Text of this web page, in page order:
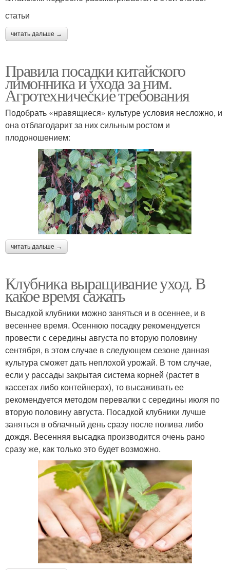
статьи
читать дальше →
Правила посадки китайского
лимонника и ухода за ним.
Агротехнические требования
Подобрать «нравящиеся» культуре условия несложно, и
она отблагодарит за них сильным ростом и
плодоношением:
читать дальше →
Клубника выращивание уход. В
какое время сажать
Высадкой клубники можно заняться и в осеннее, и в
весеннее время. Осеннюю посадку рекомендуется
провести с середины августа по вторую половину
сентября, в этом случае в следующем сезоне данная
культура сможет дать неплохой урожай. В том случае,
если у рассады закрытая система корней (растет в
кассетах либо контейнерах), то высаживать ее
рекомендуется методом перевалки с середины июля по
вторую половину августа. Посадкой клубники лучше
заняться в облачный день сразу после полива либо
дождя. Весенняя высадка производится очень рано
сразу же, как только это будет возможно.